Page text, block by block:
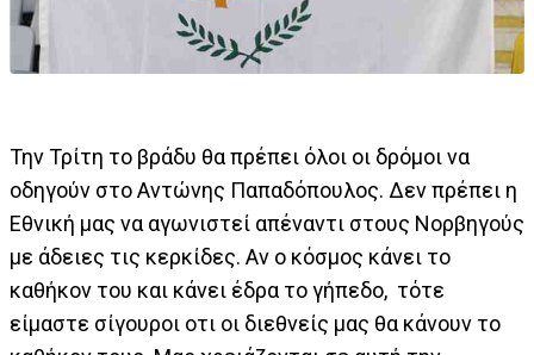
Την Τρίτη το βράδυ θα πρέπει όλοι οι δρόμοι να
οδηγούν στο Αντώνης Παπαδόπουλος. Δεν πρέπει η
Εθνική μας να αγωνιστεί απέναντι στους Νορβηγούς
με άδειες τις κερκίδες. Αν ο κόσμος κάνει το
καθήκον του και κάνει έδρα το γήπεδο, τότε
είμαστε σίγουροι οτι οι διεθνείς μας θα κάνουν το